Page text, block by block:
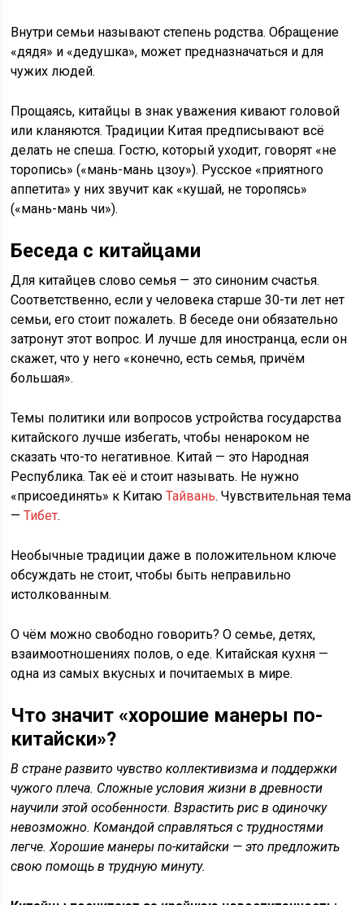
Внутри семьи называют степень родства. Обращение
«дядя» и «дедушка», может предназначаться и для
чужих людей.
Прощаясь, китайцы в знак уважения кивают головой
или кланяются. Традиции Китая предписывают всё
делать не спеша. Гостю, который уходит, говорят «не
торопись» («мань-мань цзоу»). Русское «приятного
аппетита» у них звучит как «кушай, не торопясь»
(«мань-мань чи»).
Беседа с китайцами
Для китайцев слово семья — это синоним счастья.
Соответственно, если у человека старше 30-ти лет нет
семьи, его стоит пожалеть. В беседе они обязательно
затронут этот вопрос. И лучше для иностранца, если он
скажет, что у него «конечно, есть семья, причём
большая».
Темы политики или вопросов устройства государства
китайского лучше избегать, чтобы ненароком не
сказать что-то негативное. Китай — это Народная
Республика. Так её и стоит называть. Не нужно
«присоединять» к КитаюТайвань. Чувствительная тема
—Тибет.
Необычные традиции даже в положительном ключе
обсуждать не стоит, чтобы быть неправильно
истолкованным.
О чём можно свободно говорить? О семье, детях,
взаимоотношениях полов, о еде. Китайская кухня —
одна из самых вкусных и почитаемых в мире.
Что значит «хорошие манеры по-
китайски»?
В стране развито чувство коллективизма и поддержки
чужого плеча. Сложные условия жизни в древности
научили этой особенности. Взрастить рис в одиночку
невозможно. Командой справляться с трудностями
легче. Хорошие манеры по-китайски — это предложить
свою помощь в трудную минуту.